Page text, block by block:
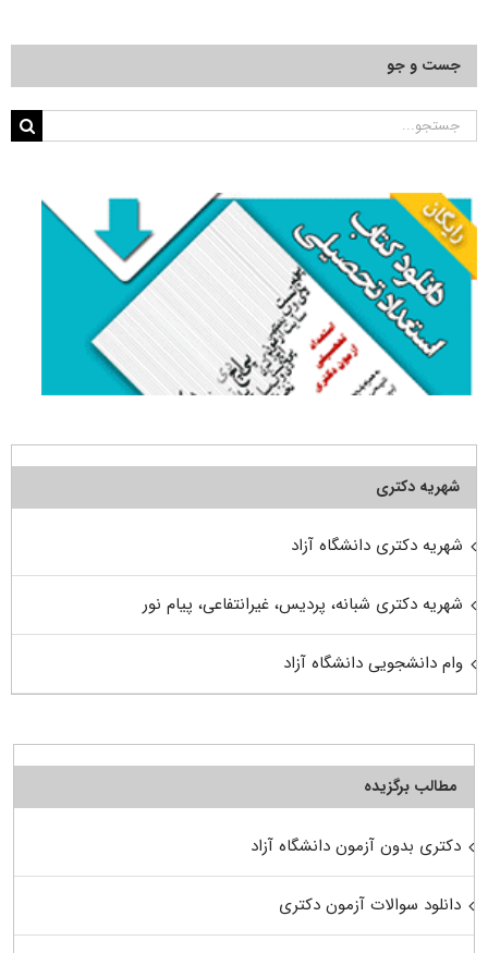
جست و جو
جستجو
شهریه دکتری
شهریه دکتری دانشگاه آزاد
شهریه دکتری شبانه، پردیس، غیرانتفاعی، پیام نور
وام دانشجویی دانشگاه آزاد
مطالب برگزیده
دکتری بدون آزمون دانشگاه آزاد
دانلود سوالات آزمون دکتری